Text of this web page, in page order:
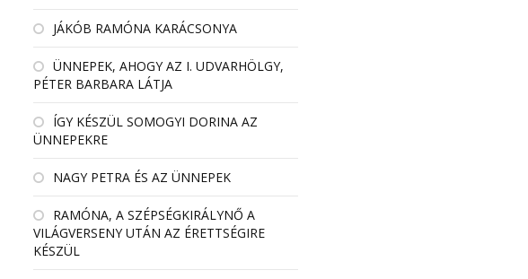
JÁKÓB RAMÓNA KARÁCSONYA
ÜNNEPEK, AHOGY AZ I. UDVARHÖLGY,
PÉTER BARBARA LÁTJA
ÍGY KÉSZÜL SOMOGYI DORINA AZ
ÜNNEPEKRE
NAGY PETRA ÉS AZ ÜNNEPEK
RAMÓNA, A SZÉPSÉGKIRÁLYNŐ A
VILÁGVERSENY UTÁN AZ ÉRETTSÉGIRE
KÉSZÜL